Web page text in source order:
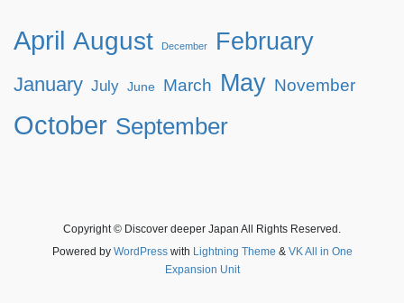
April August December February
January July June March May November
October September
Copyright © Discover deeper Japan All Rights Reserved.
Powered by WordPresswith Lightning Theme & VK All in One
Expansion Unit